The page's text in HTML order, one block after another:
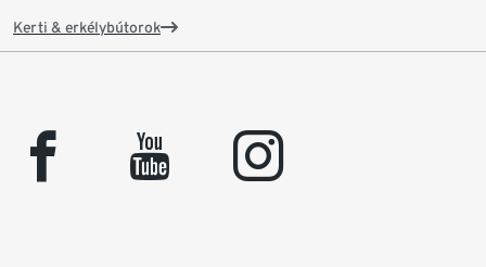
Kerti & erkélybútorok
facebook youtube instagram